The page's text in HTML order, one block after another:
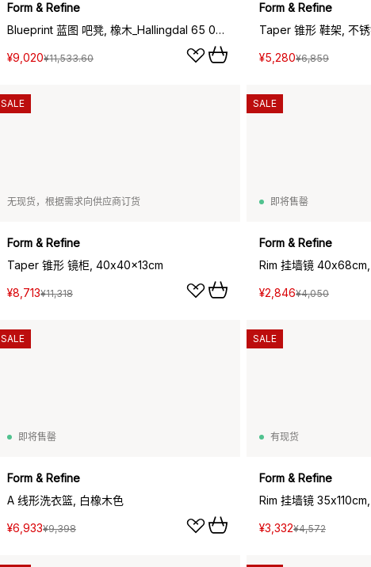
Form & Refine
Blueprint 蓝图 吧凳, 橡木_Hallingdal 65 0227_65cm
¥9,020¥11,533.60
Form & Refine
Taper 锥形 鞋架, 不
¥5,280¥6,859
无现货，根据需求向供应商订货
Form & Refine
Taper 锥形 镜柜, 40x40x13cm
¥8,713¥11,318
SALE
即将售罄
Form & Refine
Rim 挂墙镜
¥2,846¥4,050
SALE
即将售罄
Form & Refine
A 线形洗衣篮, 白橡木色
¥6,933¥9,398
SALE
有现货
Form & Refine
Rim 挂墙镜
¥3,332¥4,572
SALE